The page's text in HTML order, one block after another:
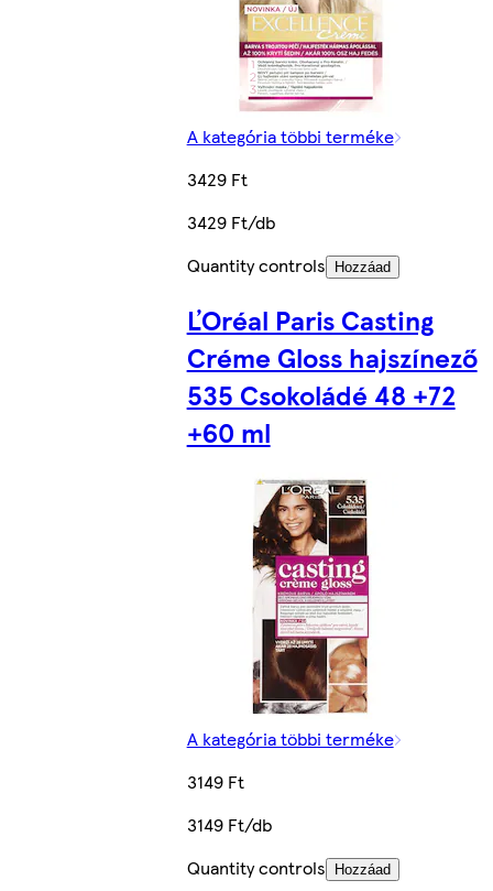
A kategória többi terméke
3429 Ft
3429 Ft/db
Quantity controls
Hozzáad
ĽOréal Paris Casting
Créme Gloss hajszínező
535 Csokoládé 48 +72
+60 ml
A kategória többi terméke
3149 Ft
3149 Ft/db
Quantity controls
Hozzáad